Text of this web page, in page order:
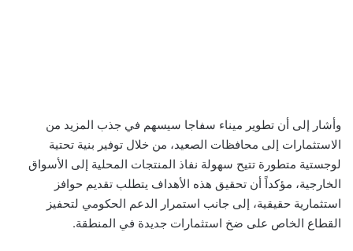
وأشار إلى أن تطوير ميناء سفاجا سيسهم في جذب المزيد من
الاستثمارات إلى محافظات الصعيد، من خلال توفير بنية تحتية
لوجستية متطورة تتيح سهولة نفاذ المنتجات المحلية إلى الأسواق
الخارجية، مؤكداً أن تحقيق هذه الأهداف يتطلب تقديم حوافز
استثمارية حقيقية، إلى جانب استمرار الدعم الحكومي لتحفيز
القطاع الخاص على ضخ استثمارات جديدة في المنطقة.